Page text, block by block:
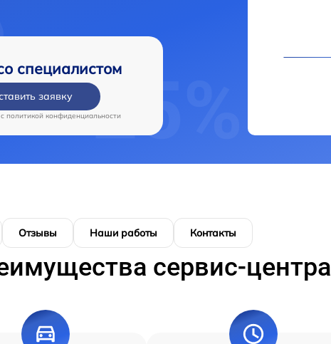
специалистом
заявку
политикой конфиденциальности
Отзывы Наши работы Контакты
сервис-центра